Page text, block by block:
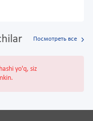
Посмотреть все
yo'q, siz